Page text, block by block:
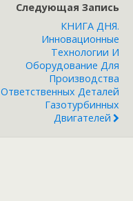
Следующая Запись
КНИГА ДНЯ.
Инновационные
Технологии И
Оборудование Для
Производства
Ответственных Деталей
Газотурбинных
Двигателей